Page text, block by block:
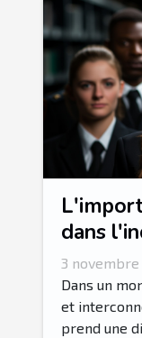
dans
3 novembre
Dans un
et
prend une